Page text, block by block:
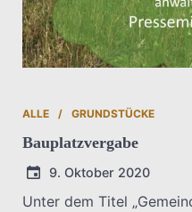
ALLE GRUNDSTÜCKE
Bauplatzvergabe
9. Oktober 2020
Unter dem Titel